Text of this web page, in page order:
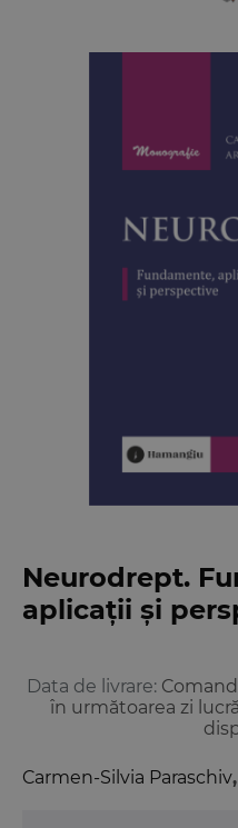
Neurodrept.
aplicații și
Carmen-Silvia Paraschiv,
Data de livrare:
în următoarea zi